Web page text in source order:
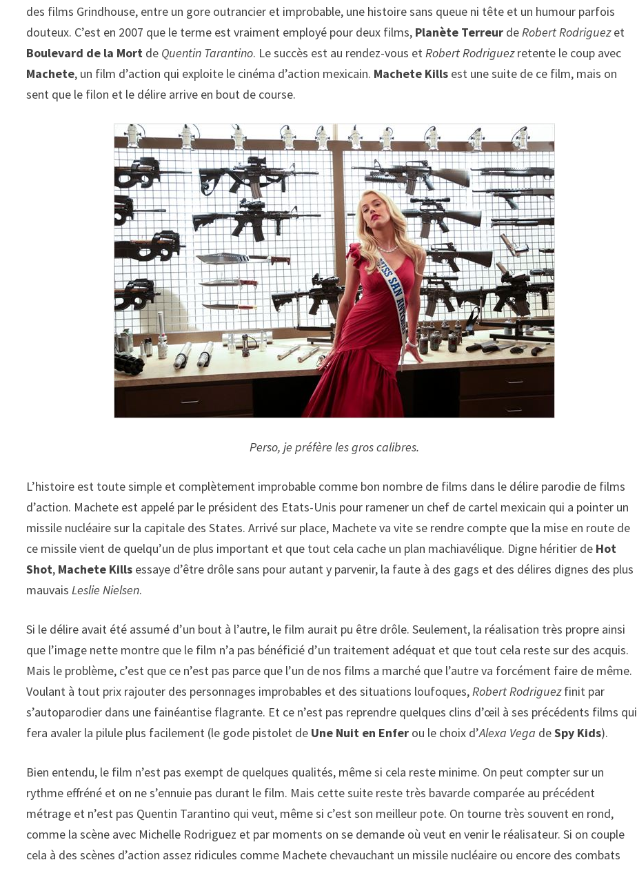
des films Grindhouse, entre un gore outrancier et improbable, une histoire sans queue ni tête et un humour parfois
douteux. C’est en 2007 que le terme est vraiment employé pour deux films, Planète Terreur deRobert Rodriguezet
Boulevard de la Mort de Quentin Tarantino. Le succès est au rendez-vous etRobert Rodriguezretente le coup avec
Machete, un film d’action qui exploite le cinéma d’action mexicain. Machete Kills est une suite de ce film, mais on
sent que le filon et le délire arrive en bout de course.
Perso, je préfère les gros calibres.
L’histoire est toute simple et complètement improbable comme bon nombre de films dans le délire parodie de films
d’action. Machete est appelé par le président des Etats-Unis pour ramener un chef de cartel mexicain qui a pointer un
missile nucléaire sur la capitale des States. Arrivé sur place, Machete va vite se rendre compte que la mise en route de
ce missile vient de quelqu’un de plus important et que tout cela cache un plan machiavélique. Digne héritier de Hot
Shot, Machete Kills essaye d’être drôle sans pour autant y parvenir, la faute à des gags et des délires dignes des plus
mauvaisLeslie Nielsen.
Si le délire avait été assumé d’un bout à l’autre, le film aurait pu être drôle. Seulement, la réalisation très propre ainsi
que l’image nette montre que le film n’a pas bénéficié d’un traitement adéquat et que tout cela reste sur des acquis.
Mais le problème, c’est que ce n’est pas parce que l’un de nos films a marché que l’autre va forcément faire de même.
Voulant à tout prix rajouter des personnages improbables et des situations loufoques,Robert Rodriguezfinit par
s’autoparodier dans une fainéantise flagrante. Et ce n’est pas reprendre quelques clins d’œil à ses précédents films qui
fera avaler la pilule plus facilement (le gode pistolet de Une Nuit en Enfer ou le choix d’Alexa Vega deSpy Kids).
Bien entendu, le film n’est pas exempt de quelques qualités, même si cela reste minime. On peut compter sur un
rythme effréné et on ne s’ennuie pas durant le film. Mais cette suite reste très bavarde comparée au précédent
métrage et n’est pas Quentin Tarantino qui veut, même si c’est son meilleur pote. On tourne très souvent en rond,
comme la scène avec Michelle Rodriguez et par moments on se demande où veut en venir le réalisateur. Si on couple
cela à des scènes d’action assez ridicules comme Machete chevauchant un missile nucléaire ou encore des combats